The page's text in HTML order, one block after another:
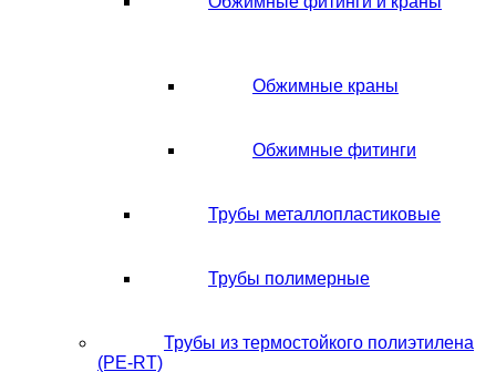
Обжимные краны
Обжимные фитинги
Трубы металлопластиковые
Трубы полимерные
Трубы из термостойкого полиэтилена
(PE-RT)